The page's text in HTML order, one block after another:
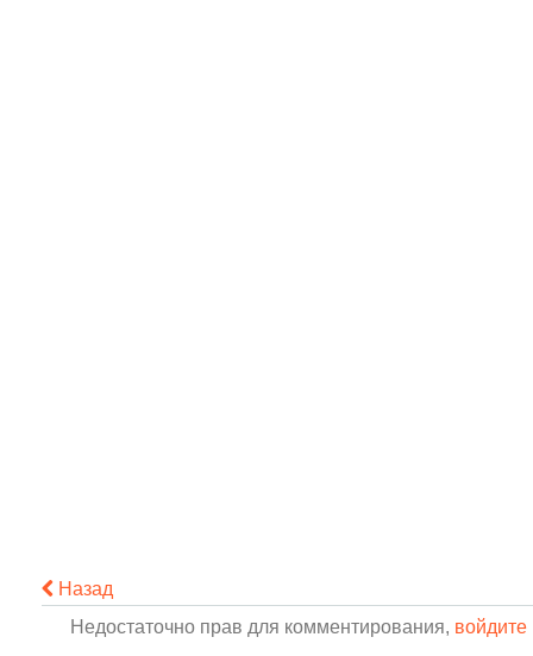
Назад
Недостаточно прав для комментирования, войдите